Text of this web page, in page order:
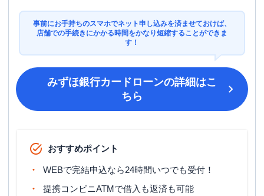
事前にお手持ちのスマホでネット申し込みを済ませておけば、
店舗での手続きにかかる時間をかなり短縮することができま
す！
みずほ銀行カードローンの詳細はこ
ちら
おすすめポイント
WEBで完結申込なら24時間いつでも受付！
提携コンビニATMで借入も返済も可能